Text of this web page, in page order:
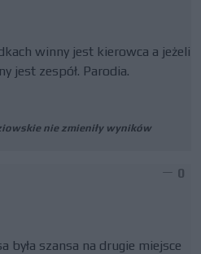
winny jest kierowca a jeżeli
jest zespół. Parodia.
nie zmieniły wyników
0
była szansa na drugie miejsce